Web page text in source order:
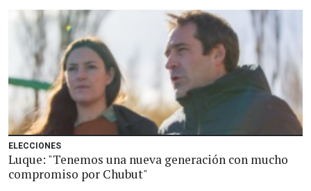
ELECCIONES
Luque: "Tenemos una nueva generación con mucho
compromiso por Chubut"